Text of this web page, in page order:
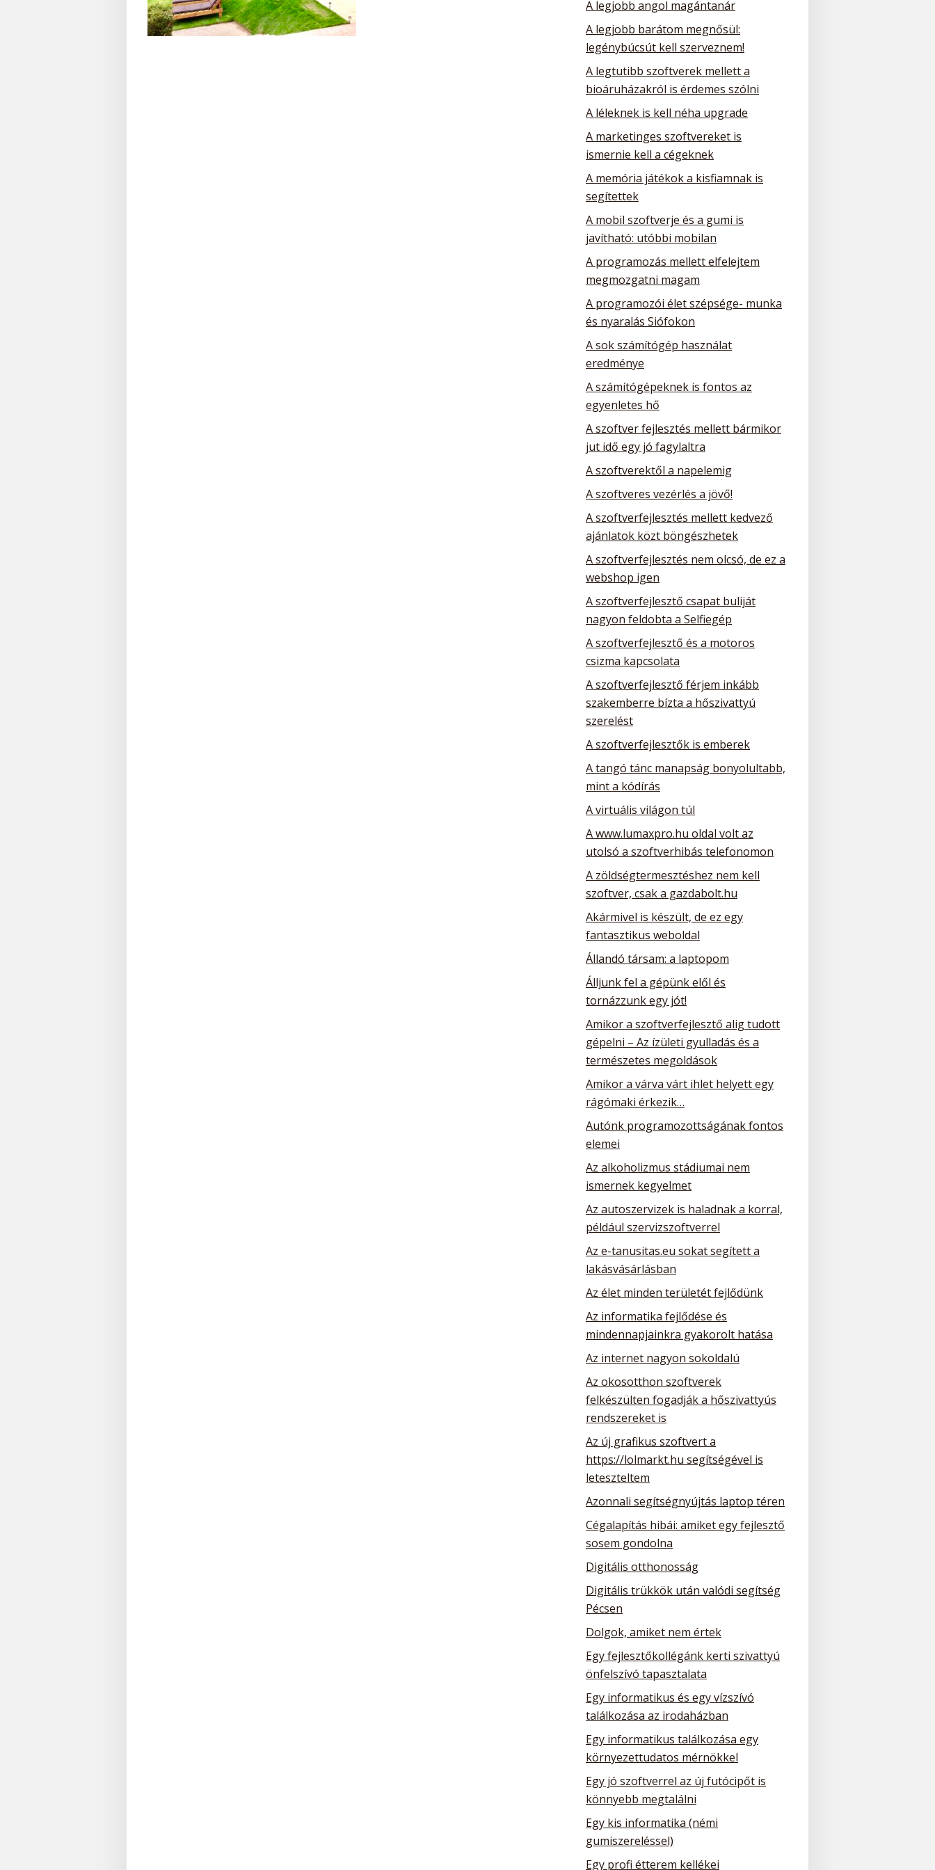
A legjobb angol magántanár
A legjobb barátom megnősül:
legénybúcsút kell szerveznem!
A legtutibb szoftverek mellett a
bioáruházakról is érdemes szólni
A léleknek is kell néha upgrade
A marketinges szoftvereket is
ismernie kell a cégeknek
A memória játékok a kisfiamnak is
segítettek
A mobil szoftverje és a gumi is
javítható: utóbbi mobilan
A programozás mellett elfelejtem
megmozgatni magam
A programozói élet szépsége- munka
és nyaralás Siófokon
A sok számítógép használat
eredménye
A számítógépeknek is fontos az
egyenletes hő
A szoftver fejlesztés mellett bármikor
jut idő egy jó fagylaltra
A szoftverektől a napelemig
A szoftveres vezérlés a jövő!
A szoftverfejlesztés mellett kedvező
ajánlatok közt böngészhetek
A szoftverfejlesztés nem olcsó, de ez a
webshop igen
A szoftverfejlesztő csapat buliját
nagyon feldobta a Selfiegép
A szoftverfejlesztő és a motoros
csizma kapcsolata
A szoftverfejlesztő férjem inkább
szakemberre bízta a hőszivattyú
szerelést
A szoftverfejlesztők is emberek
A tangó tánc manapság bonyolultabb,
mint a kódírás
A virtuális világon túl
A www.lumaxpro.hu oldal volt az
utolsó a szoftverhibás telefonomon
A zöldségtermesztéshez nem kell
szoftver, csak a gazdabolt.hu
Akármivel is készült, de ez egy
fantasztikus weboldal
Állandó társam: a laptopom
Álljunk fel a gépünk elől és
tornázzunk egy jót!
Amikor a szoftverfejlesztő alig tudott
gépelni – Az ízületi gyulladás és a
természetes megoldások
Amikor a várva várt ihlet helyett egy
rágómaki érkezik…
Autónk programozottságának fontos
elemei
Az alkoholizmus stádiumai nem
ismernek kegyelmet
Az autoszervizek is haladnak a korral,
például szervizszoftverrel
Az e-tanusitas.eu sokat segített a
lakásvásárlásban
Az élet minden területét fejlődünk
Az informatika fejlődése és
mindennapjainkra gyakorolt hatása
Az internet nagyon sokoldalú
Az okosotthon szoftverek
felkészülten fogadják a hőszivattyús
rendszereket is
Az új grafikus szoftvert a
https://lolmarkt.hu segítségével is
leteszteltem
Azonnali segítségnyújtás laptop téren
Cégalapítás hibái: amiket egy fejlesztő
sosem gondolna
Digitális otthonosság
Digitális trükkök után valódi segítség
Pécsen
Dolgok, amiket nem értek
Egy fejlesztőkollégánk kerti szivattyú
önfelszívó tapasztalata
Egy informatikus és egy vízszívó
találkozása az irodaházban
Egy informatikus találkozása egy
környezettudatos mérnökkel
Egy jó szoftverrel az új futócipőt is
könnyebb megtalálni
Egy kis informatika (némi
gumiszereléssel)
Egy profi étterem kellékei